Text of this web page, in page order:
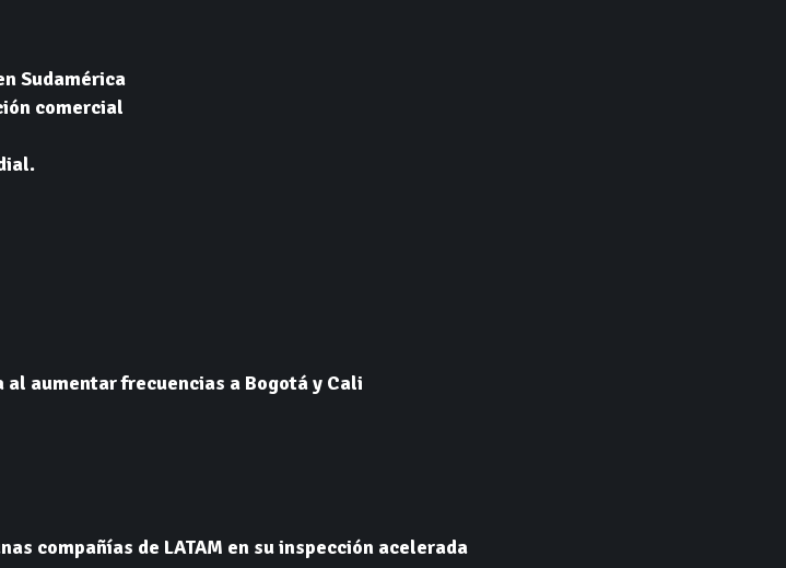
Sudamérica
comercial
al aumentar frecuencias a Bogotá y Cali
compañías de LATAM en su inspección acelerada